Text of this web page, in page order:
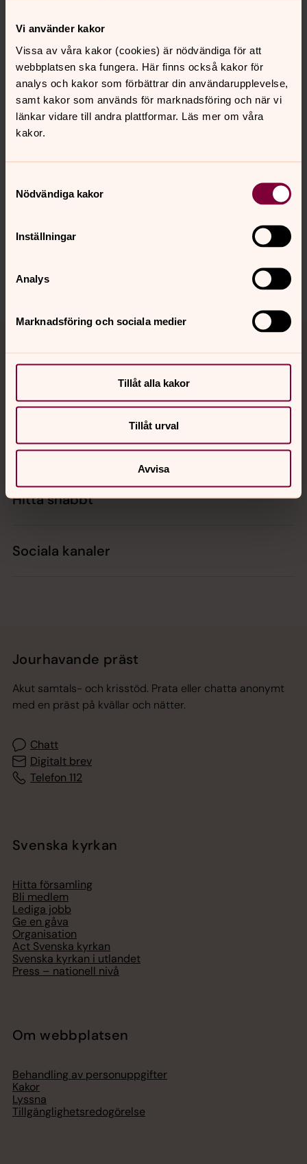
Vi använder kakor
Vissa av våra kakor (cookies) är nödvändiga för att
webbplatsen ska fungera. Här finns också kakor för
analys och kakor som förbättrar din användarupplevelse,
samt kakor som används för marknadsföring och när vi
länkar vidare till andra plattformar. Läs mer om våra
kakor.
Nödvändiga kakor
Inställningar
Analys
Marknadsföring och sociala medier
Tillåt alla kakor
Tillåt urval
Avvisa
Ehtoolinen – pyhä ateria
Ko met otama vasthaan leivän ja viinin met saama kans
osan Kristuksen ruuhmiista ja verestä. Niin lähele meitä
Jumala tullee. Ehtoolinen oon pyhä teko, oikeuen ja
toivon merkki.
Synpunkter eller frågor på sidans
innehåll?
kyrkokansliet.nationellaminoriteter@svenskakyrkan.s
e
Tillbaka till toppen
Tillbaka till innehållet
Kontakt
Kalender
Hitta snabbt
Sociala kanaler
Jourhavande präst
Akut samtals- och krisstöd. Prata eller chatta anonymt
med en präst på kvällar och nätter.
Chatt
Digitalt brev
Telefon 112
Svenska kyrkan
Hitta församling
Bli medlem
Lediga jobb
Ge en gåva
Organisation
Act Svenska kyrkan
Svenska kyrkan i utlandet
Press – nationell nivå
Om webbplatsen
Behandling av personuppgifter
Kakor
Lyssna
Tillgänglighetsredogörelse